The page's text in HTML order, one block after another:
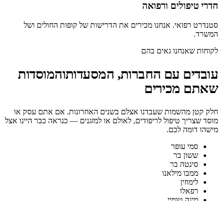
חדרי טיפולים ורפואה
סטנדרט רפואי. אנחנו מכירים את הדרישות של קופות החולים ושל
המשרד.
לקוחות שאנחנו גאים בהם
עובדים עם החברות, המסעדותוהמוסדות
שאתם מכירים
חלק קטן מהשמות שעבדנו אצלם בשנים האחרונות. אם אתם עסק או
מוסד שצריך טיפול לריפודים, לאולם או למזגנים — כנראה כבר היינו אצל
מישהו דומה לכם.
סמי עופר
ששון בר
סינטה בר
ממבו מילאנו
לימוזין
רפאלו